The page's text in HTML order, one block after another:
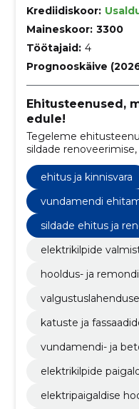
Krediidiskoor:
Maineskoor: 3300
Töötajaid: 4
Prognooskäive
Ehitusteenused,
edule!
Tegeleme
sildade
hooldus- ja
valgustuslahendusteg
ehitus ja kinnisvara
vundamendi
sildade ehitus ja
elektrikilpide
hooldus- ja
katuste ja
vundamendi- ja
elektrikilpide
elektripaigaldise